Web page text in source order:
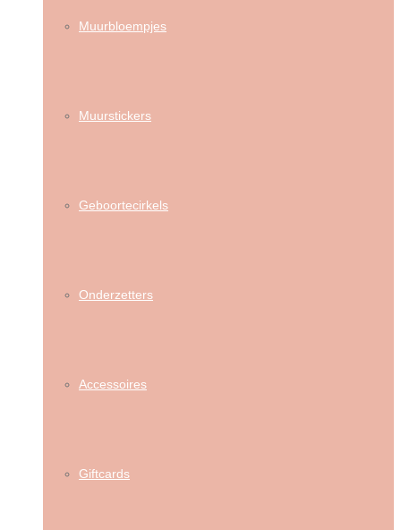
Muurbloempjes
Muurstickers
Geboortecirkels
Onderzetters
Accessoires
Giftcards